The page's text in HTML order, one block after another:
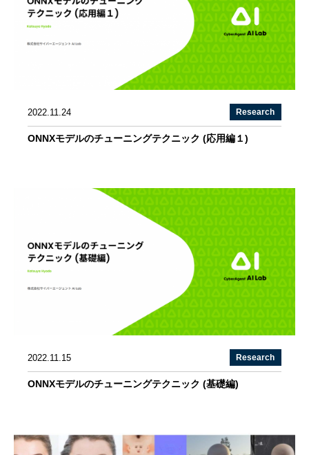
2022.11.24 Research
ONNXモデルのチューニングテクニック (応用編１)
2022.11.15 Research
ONNXモデルのチューニングテクニック (基礎編)